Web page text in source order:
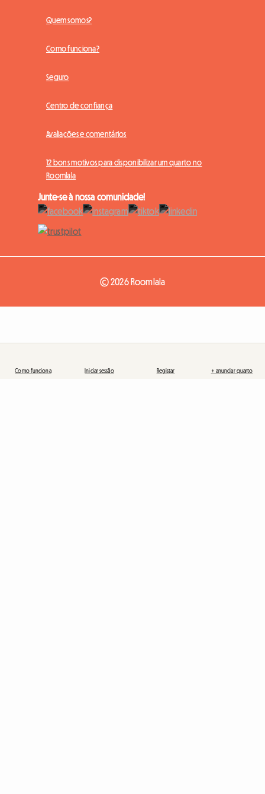
Quem somos?
Como funciona?
Seguro
Centro de confiança
Avaliações e comentários
12 bons motivos para disponibilizar um quarto no
Roomlala
Junte-se à nossa comunidade!
© 2026 Roomlala
Como funciona Iniciar sessão Registar + anunciar quarto